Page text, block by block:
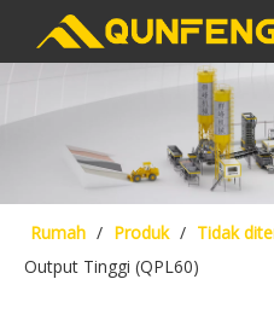
Rumah / Produk / Tidak
Output Tinggi (QPL60)